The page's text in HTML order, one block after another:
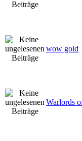
wow gold
Warlords